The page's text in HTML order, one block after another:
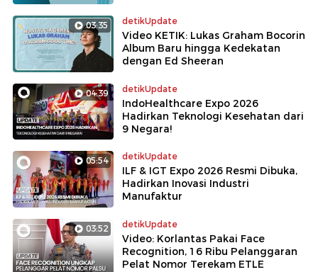
03:35 detikUpdate
Video KETIK: Lukas Graham Bocorin
Album Baru hingga Kedekatan
dengan Ed Sheeran
04:39 detikUpdate
IndoHealthcare Expo 2026
Hadirkan Teknologi Kesehatan dari
9 Negara!
05:54 detikUpdate
ILF & IGT Expo 2026 Resmi Dibuka,
Hadirkan Inovasi Industri
Manufaktur
03:52 detikUpdate
Video: Korlantas Pakai Face
Recognition, 16 Ribu Pelanggaran
Pelat Nomor Terekam ETLE